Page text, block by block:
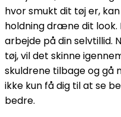
hvor smukt dit tøj er,
holdning dræne dit
arbejde på din selvtillid.
tøj, vil det skinne
skuldrene tilbage og gå
ikke kun få dig til at se
bedre.